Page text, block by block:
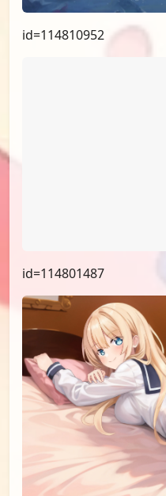
id=114810952
id=114801487